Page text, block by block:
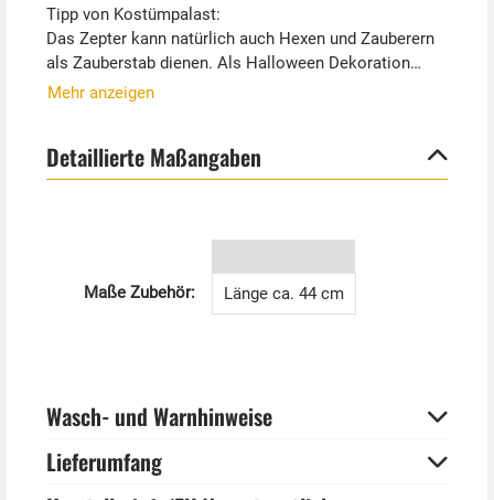
Tipp von Kostümpalast:
Das Zepter kann natürlich auch Hexen und Zauberern
als Zauberstab dienen. Als Halloween Dekoration
kann der Stab mit Totenschädel auch in Blumentöpfe
Mehr anzeigen
Detaillierte Maßangaben
Maße Zubehör: Länge ca. 44 cm
Wasch- und Warnhinweise
Lieferumfang